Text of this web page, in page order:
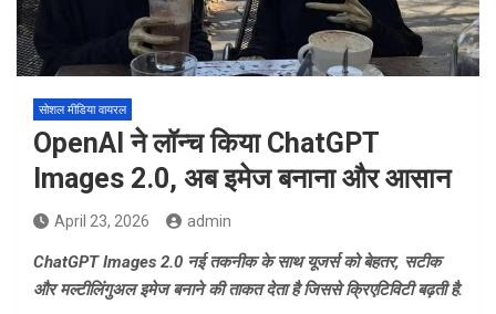
सोशल मीडिया वायरल
OpenAI ने लॉन्च किया ChatGPT
Images 2.0, अब इमेज बनाना और आसान
April 23, 2026 admin
ChatGPT Images 2.0 नई तकनीक के साथ यूजर्स को बेहतर, सटीक
और मल्टीलिंगुअल इमेज बनाने की ताकत देता है जिससे क्रिएटिविटी बढ़ती है.